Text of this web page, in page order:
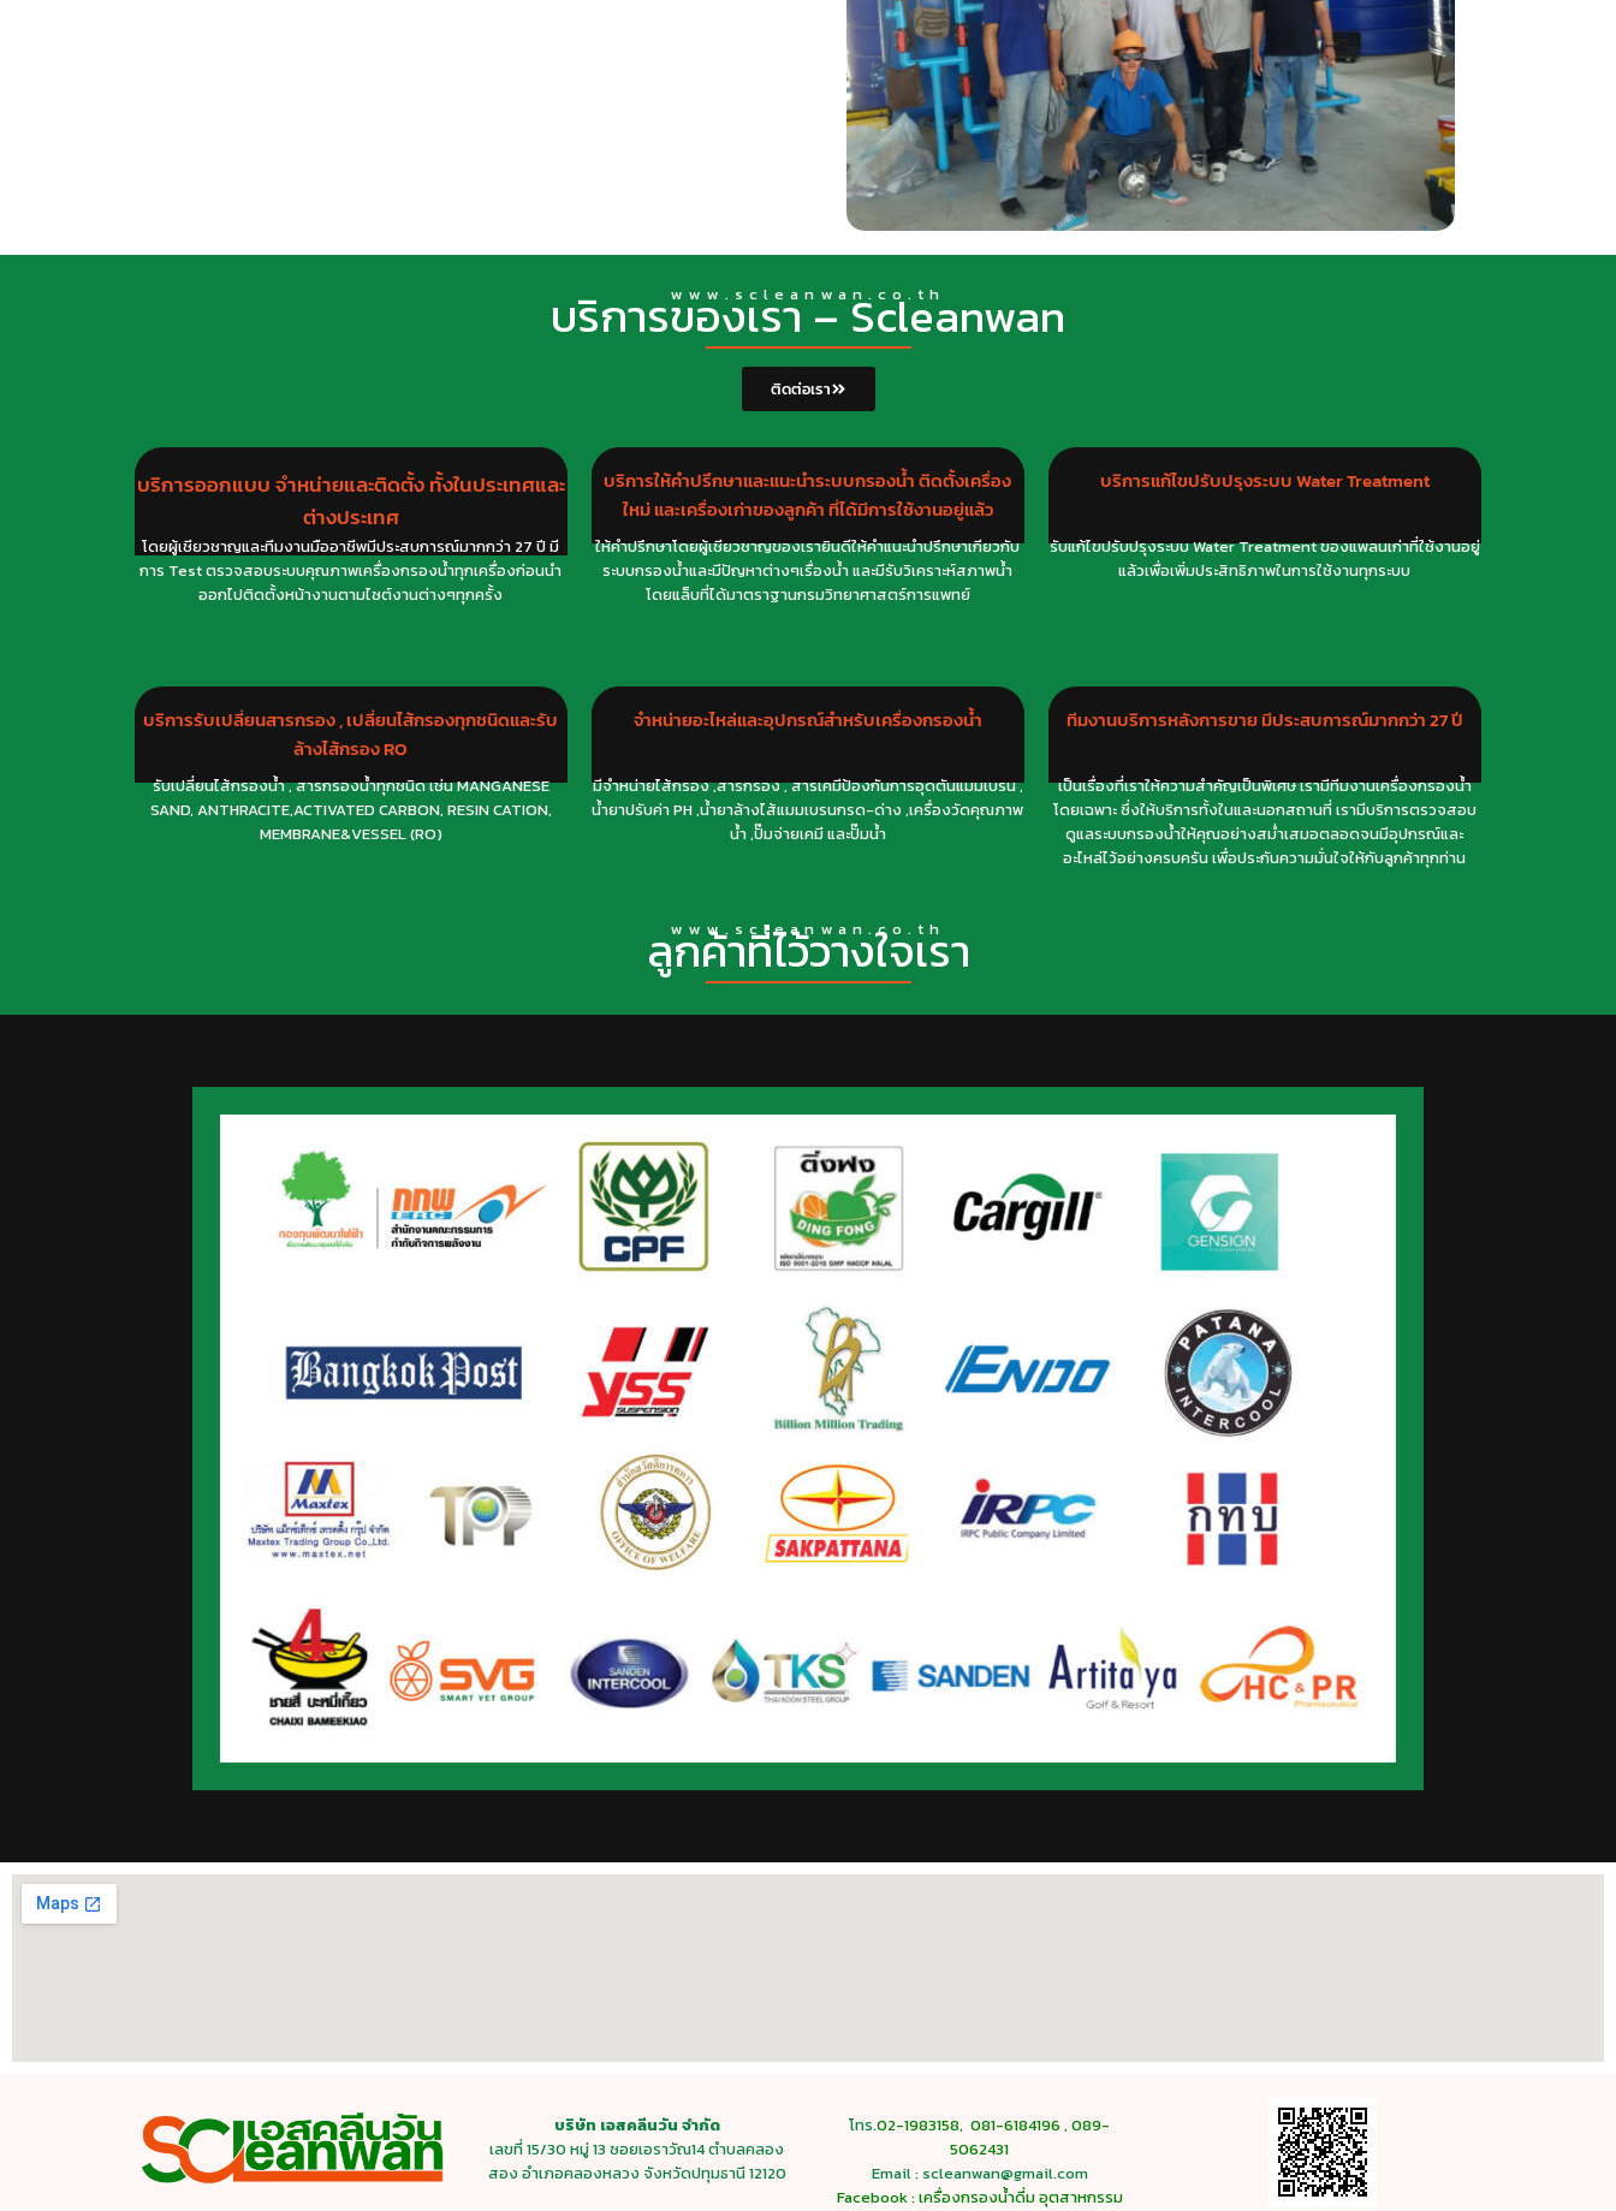
www.scleanwan.co.th
บริการของเรา – Scleanwan
ติดต่อเรา
บริการออกแบบ จำหน่ายและติดตั้ง ทั้งในประเทศและ
ต่างประเทศ
โดยผู้เชียวชาญและทีมงานมืออาชีพมีประสบการณ์มากกว่า 27 ปี มี
การ Test ตรวจสอบระบบคุณภาพเครื่องกรองน้ำทุกเครื่องก่อนนำ
ออกไปติดตั้งหน้างานตามไซต์งานต่างๆทุกครั้ง
บริการให้คำปรึกษาและแนะนำระบบกรองน้ำ ติดตั้งเครื่อง
ใหม่ และเครื่องเก่าของลูกค้า ที่ได้มีการใช้งานอยู่แล้ว
ให้คำปรึกษาโดยผู้เชียวชาญของเรายินดีให้คำแนะนำปรึกษาเกียวกับ
ระบบกรองน้ำและมีปัญหาต่างๆเรื่องน้ำ และมีรับวิเคราะห์สภาพน้ำ
โดยแล็บที่ได้มาตราฐานกรมวิทยาศาสตร์การแพทย์
บริการแก้ไขปรับปรุงระบบ Water Treatment
รับแก้ไขปรับปรุงระบบ Water Treatment ของแพลนเก่าที่ใช้งานอยู่
แล้วเพื่อเพิ่มประสิทธิภาพในการใช้งานทุกระบบ
บริการรับเปลี่ยนสารกรอง , เปลี่ยนไส้กรองทุกชนิดและรับ
ล้างไส้กรอง RO
รับเปลี่ยนไส้กรองน้ำ , สารกรองน้ำทุกชนิด เช่น MANGANESE
SAND, ANTHRACITE,ACTIVATED CARBON, RESIN CATION,
MEMBRANE&VESSEL (RO)
จำหน่ายอะไหล่และอุปกรณ์สำหรับเครื่องกรองน้ำ
มีจำหน่ายไส้กรอง ,สารกรอง , สารเคมีป้องกันการอุดตันแมมเบรน ,
น้ำยาปรับค่า PH ,น้ำยาล้างไส้แมมเบรนกรด-ด่าง ,เครื่องวัดคุณภาพ
น้ำ ,ปั๊มจ่ายเคมี และปั๊มน้ำ
ทีมงานบริการหลังการขาย มีประสบการณ์มากกว่า 27 ปี
เป็นเรื่องที่เราให้ความสำคัญเป็นพิเศษ เรามีทีมงานเครื่องกรองน้ำ
โดยเฉพาะ ซึ่งให้บริการทั้งในและนอกสถานที่ เรามีบริการตรวจสอบ
ดูแลระบบกรองน้ำให้คุณอย่างสม่ำเสมอตลอดจนมีอุปกรณ์และ
อะไหล่ไว้อย่างครบครัน เพื่อประกันความมั่นใจให้กับลูกค้าทุกท่าน
www.scleanwan.co.th
ลูกค้าที่ไว้วางใจเรา
บริษัท เอสคลีนวัน จำกัด
เลขที่ 15/30 หมู่ 13 ซอยเอราวัณ14 ตำบลคลอง
สอง อำเภอคลองหลวง จังหวัดปทุมธานี 12120
โทร.02-1983158, 081-6184196 , 089-
5062431
Email : scleanwan@gmail.com
Facebook : เครื่องกรองน้ำดี่ม อุตสาหกรรม